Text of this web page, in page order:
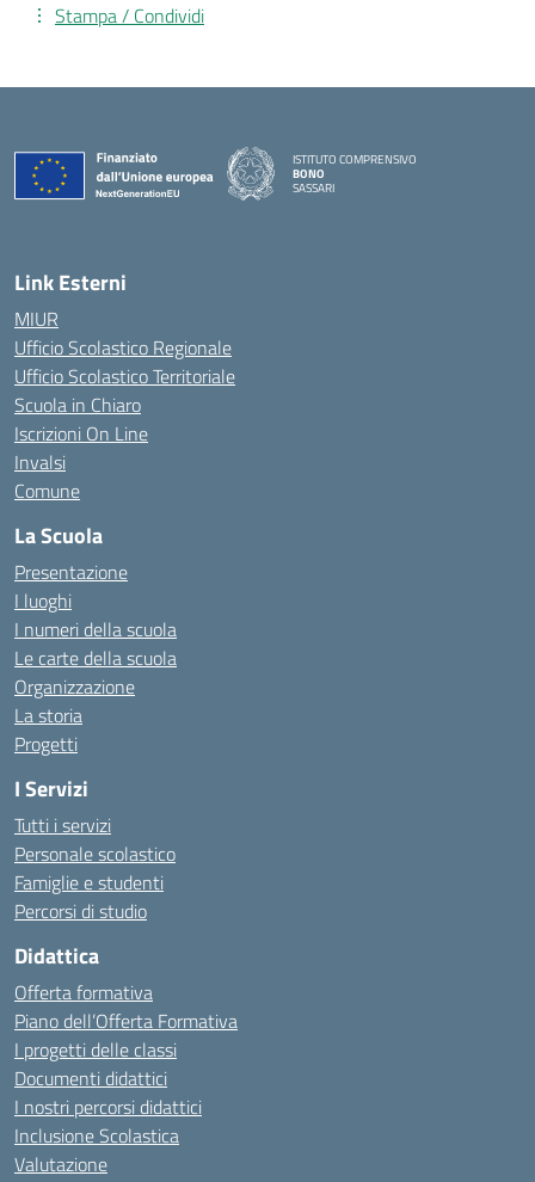
Stampa / Condividi
ISTITUTO COMPRENSIVO
BONO
SASSARI
Link Esterni
MIUR
Ufficio Scolastico Regionale
Ufficio Scolastico Territoriale
Scuola in Chiaro
Iscrizioni On Line
Invalsi
Comune
La Scuola
Presentazione
I luoghi
I numeri della scuola
Le carte della scuola
Organizzazione
La storia
Progetti
I Servizi
Tutti i servizi
Personale scolastico
Famiglie e studenti
Percorsi di studio
Didattica
Offerta formativa
Piano dell’Offerta Formativa
I progetti delle classi
Documenti didattici
I nostri percorsi didattici
Inclusione Scolastica
Valutazione